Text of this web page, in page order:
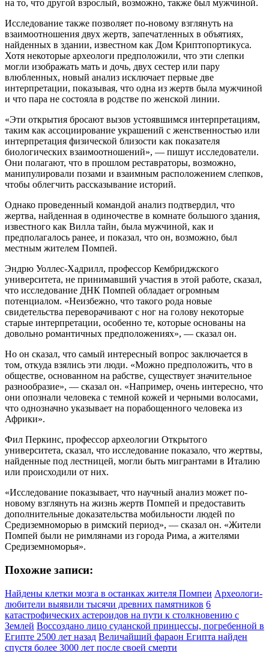
на то, что другой взрослый, возможно, также был мужчиной.
Исследование также позволяет по-новому взглянуть на
взаимоотношения двух жертв, запечатленных в объятиях,
найденных в здании, известном как Дом Криптопортикуса.
Хотя некоторые археологи предположили, что эти слепки
могли изображать мать и дочь, двух сестер или пару
влюбленных, новый анализ исключает первые две
интерпретации, показывая, что одна из жертв была мужчиной
и что пара не состояла в родстве по женской линии.
«Эти открытия бросают вызов устоявшимся интерпретациям,
таким как ассоциирование украшений с женственностью или
интерпретация физической близости как показателя
биологических взаимоотношений», — пишут исследователи.
Они полагают, что в прошлом реставраторы, возможно,
манипулировали позами и взаимным расположением слепков,
чтобы облегчить рассказывание историй.
Однако проведенный командой анализ подтвердил, что
жертва, найденная в одиночестве в комнате большого здания,
известного как Вилла тайн, была мужчиной, как и
предполагалось ранее, и показал, что он, возможно, был
местным жителем Помпей.
Эндрю Уоллес-Хадрилл, профессор Кембриджского
университета, не принимавший участия в этой работе, сказал,
что исследование ДНК Помпей обладает огромным
потенциалом. «Неизбежно, что такого рода новые
свидетельства переворачивают с ног на голову некоторые
старые интерпретации, особенно те, которые основаны на
довольно романтичных предположениях», — сказал он.
Но он сказал, что самый интересный вопрос заключается в
том, откуда взялись эти люди. «Можно предположить, что в
обществе, основанном на рабстве, существует значительное
разнообразие», — сказал он. «Например, очень интересно, что
они опознали человека с темной кожей и черными волосами,
что однозначно указывает на порабощенного человека из
Африки».
Фил Перкинс, профессор археологии Открытого
университета, сказал, что исследование показало, что жертвы,
найденные под лестницей, могли быть мигрантами в Италию
или происходили от них.
«Исследование показывает, что научный анализ может по-
новому взглянуть на жизнь жертв Помпей и предоставить
дополнительные доказательства мобильности людей по
Средиземноморью в римский период», — сказал он. «Жители
Помпей были не римлянами из города Рима, а жителями
Средиземноморья».
Похожие записи:
Найдены клетки мозга в останках жителя Помпеи Археологи-
любители выявили тысячи древних памятников 6
катастрофических астероидов на пути к столкновению с
Землей Воссоздано лицо суданской принцессы, погребенной в
Египте 2500 лет назад Величайший фараон Египта найден
спустя более 3000 лет после своей смерти